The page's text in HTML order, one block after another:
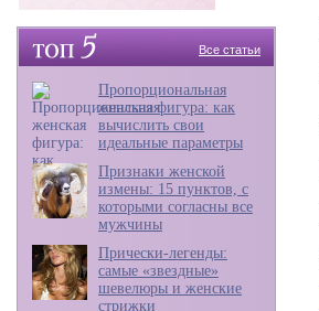
Все статьи
Пропорциональная
женская фигура: как
вычислить свои
идеальные параметры
Признаки женской
измены: 15 пунктов, с
которыми согласны все
мужчины
Прически-легенды:
самые «звездные»
шевелюры и женские
стрижки